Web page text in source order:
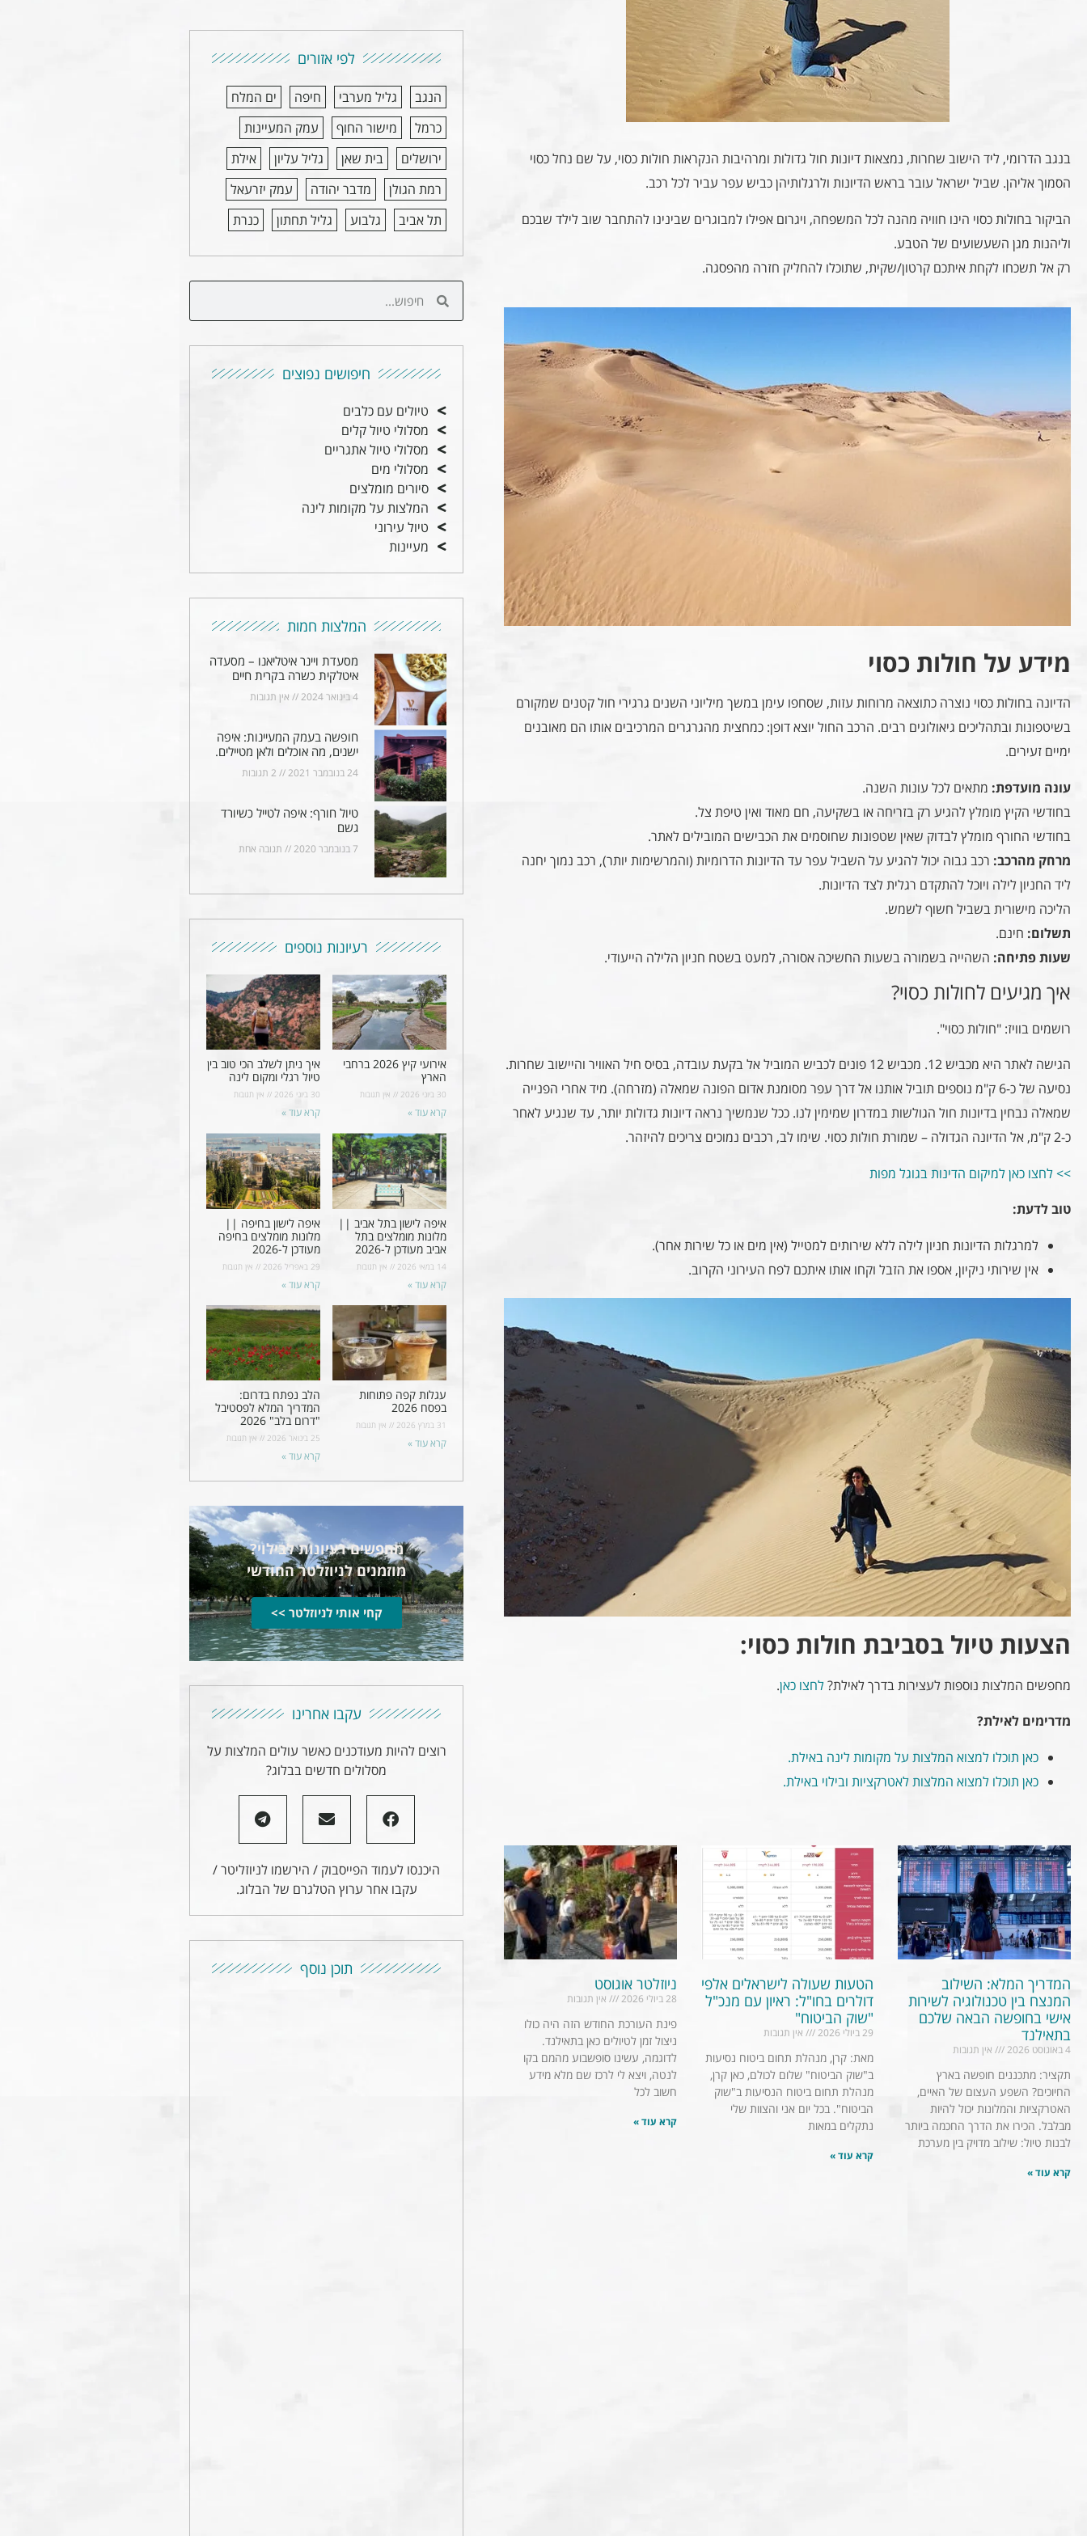
בנגב הדרומי, ליד הישוב שחרות, נמצאות דיונות חול גדולות ומרהיבות הנקראות חולות כסוי, על שם נחל כסוי
הסמוך אליהן. שביל ישראל עובר בראש הדיונות ולרגלותיהן כביש עפר עביר לכל רכב.
הביקור בחולות כסוי הינו חוויה מהנה לכל המשפחה, ויגרום אפילו למבוגרים שבינינו להתחבר שוב לילד שבכם
וליהנות מגן השעשועים של הטבע.
רק אל תשכחו לקחת איתכם קרטון/שקית, שתוכלו להחליק חזרה מהפסגה.
מידע על חולות כסוי
הדיונה בחולות כסוי נוצרה כתוצאה מרוחות עזות, שסחפו עימן במשך מיליוני השנים גרגירי חול קטנים שמקורם
בשיטפונות ובתהליכים גיאולוגים רבים. הרכב החול יוצא דופן: כמחצית מהגרגרים המרכיבים אותו הם מאובנים
ימיים זעירים.
עונה מועדפת: מתאים לכל עונות השנה.
בחודשי הקיץ מומלץ להגיע רק בזריחה או בשקיעה, חם מאוד ואין טיפת צל.
בחודשי החורף מומלץ לבדוק שאין שטפונות שחוסמים את הכבישים המובילים לאתר.
מרחק מהרכב: רכב גבוה יכול להגיע על השביל עפר עד הדיונות הדרומיות (והמרשימות יותר), רכב נמוך יחנה
ליד החניון לילה ויוכל להתקדם רגלית לצד הדיונות.
הליכה מישורית בשביל חשוף לשמש.
תשלום: חינם.
שעות פתיחה: השהייה בשמורה בשעות החשיכה אסורה, למעט בשטח חניון הלילה הייעודי.
איך מגיעים לחולות כסוי?
רושמים בוויז: "חולות כסוי".
הגישה לאתר היא מכביש 12. מכביש 12 פונים לכביש המוביל אל בקעת עובדה, בסיס חיל האוויר והיישוב שחרות.
נסיעה של כ-6 ק"מ נוספים תוביל אותנו אל דרך עפר מסומנת אדום הפונה שמאלה (מזרחה). מיד אחרי הפנייה
שמאלה נבחין בדיונות חול הגולשות במדרון שמימין לנו. ככל שנמשיך נראה דיונות גדולות יותר, עד שנגיע לאחר
כ-2 ק"מ, אל הדיונה הגדולה – שמורת חולות כסוי. שימו לב, רכבים נמוכים צריכים להיזהר.
>> לחצו כאן למיקום הדינות בגוגל מפות
טוב לדעת:
למרגלות הדיונות חניון לילה ללא שירותים למטייל (אין מים או כל שירות אחר).
אין שירותי ניקיון, אספו את הזבל וקחו אותו איתכם לפח העירוני הקרוב.
הצעות טיול בסביבת חולות כסוי:
מחפשים המלצות נוספות לעצירות בדרך לאילת?לחצו כאן.
מדרימים לאילת?
כאן תוכלו למצוא המלצות על מקומות לינה באילת.
כאן תוכלו למצוא המלצות לאטרקציות ובילוי באילת.
המדריך המלא: השילוב
המנצח בין טכנולוגיה לשירות
אישי בחופשה הבאה שלכם
בתאילנד
4 באוגוסט 2026 אין תגובות
תקציר: מתכננים חופשה בארץ
החיוכים? השפע העצום של האיים,
האטרקציות והמלונות יכול להיות
מבלבל. הכירו את הדרך החכמה ביותר
לבנות טיול: שילוב מדויק בין מערכת
קרא עוד »
הטעות שעולה לישראלים אלפי
דולרים בחו"ל: ראיון עם מנכ"ל
"שוק הביטוח"
29 ביולי 2026 אין תגובות
מאת: קרן, מנהלת תחום ביטוח נסיעות
ב"שוק הביטוח" שלום לכולם, כאן קרן,
מנהלת תחום ביטוח הנסיעות ב"שוק
הביטוח". בכל יום אני והצוות שלי
נתקלים במאות
קרא עוד »
ניוזלטר אוגוסט
28 ביולי 2026 אין תגובות
פינת העורכת החודש הזה היה כולו
ניצול זמן לטיולים כאן בתאילנד.
לדוגמה, עשינו סופשבוע מהמם בקו
לנטה, ויצא לי לרכז שם מלא מידע
חשוב לכל
קרא עוד »
לפי אזורים
הנגב גליל מערבי חיפה
ים המלח
כרמל
מישור החוף
עמק המעיינות
ירושלים
בית שאן גליל עליון
אילת
רמת הגולן
מדבר יהודה
עמק יזרעאל
תל אביב
גלבוע גליל תחתון כנרת
חיפושים נפוצים
טיולים עם כלבים
מסלולי טיול קלים
מסלולי טיול אתגריים
מסלולי מים
סיורים מומלצים
המלצות על מקומות לינה
טיול עירוני
מעיינות
המלצות חמות
מסעדת ויינר איטליאנו – מסעדה
איטלקית כשרה בקרית חיים
4 בינואר 2024 אין תגובות
חופשה בעמק המעיינות: איפה
ישנים, מה אוכלים ולאן מטיילים.
24 בנובמבר 2021
טיול חורף: איפה לטייל כשיורד
גשם
7 בנובמבר 2020 תגובה אחת
רעיונות נוספים
אירועי קיץ 2026 ברחבי
הארץ
30 ביוני 2026 אין תגובות
קרא עוד »
איך ניתן לשלב הכי טוב בין
טיול רגלי ומקום לינה
30 ביוני 2026 אין תגובות
קרא עוד »
איפה לישון בתל אביב ||
מלונות מומלצים בתל
אביב מעודכן ל-2026
14 במאי 2026 אין תגובות
קרא עוד »
איפה לישון בחיפה ||
מלונות מומלצים בחיפה
מעודכן ל-2026
29 באפריל 2026 אין תגובות
קרא עוד »
עגלות קפה פתוחות
בפסח 2026
31 במרץ 2026 אין תגובות
קרא עוד »
הלב נפתח בדרום:
המדריך המלא לפסטיבל
"דרום בלב" 2026
25 בינואר 2026 אין תגובות
קרא עוד »
מחפשים רעיונות לבילוי?
מוזמנים לניוזלטר החודשי
קחי אותי לניוזלטר >>
עקבו אחרינו
רוצים להיות מעודכנים כאשר עולים המלצות על
מסלולים חדשים בבלוג?
היכנסו לעמוד הפייסבוק / הירשמו לניוזליטר /
עקבו אחר ערוץ הטלגרם של הבלוג.
תוכן נוסף